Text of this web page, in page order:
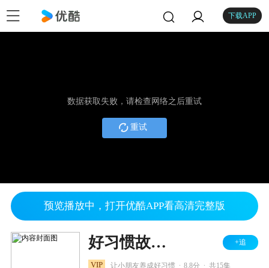
下载APP
数据获取失败，请检查网络之后重试
重试
预览播放中，打开优酷APP看高清完整版
好习惯故事 贝瓦成长乐园 +追
VIP 让小朋友养成好习惯 8.8分 共15集